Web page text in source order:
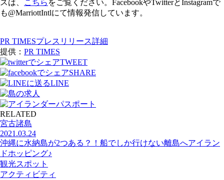
スは、
こちら をご覧ください。FacebookやTwitterとInstagramで
も@MarriottIntlにて情報発信しています。
PR TIMESプレスリリース詳細
提供： PR TIMES
TWEET
SHARE
LINE
RELATED
宮古諸島
2021.03.24
沖縄に水納島が2つある？！船でしか行けない離島へアイラン
ドホッピング♪
観光スポット
アクティビティ